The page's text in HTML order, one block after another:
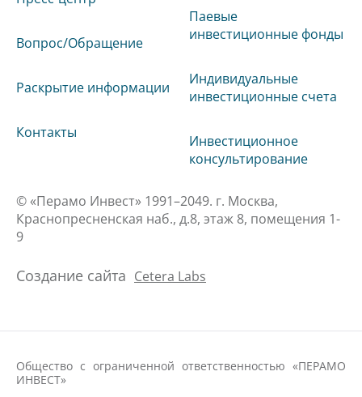
Вопрос/Обращение
Раскрытие информации
Контакты
Паевые
инвестиционные фонды
Индивидуальные
инвестиционные счета
Инвестиционное
консультирование
© «Перамо Инвест» 1991–2049. г. Москва,
Краснопресненская наб., д.8, этаж 8, помещения 1-
9
Создание сайта Cetera Labs
Общество с ограниченной ответственностью «ПЕРАМО
ИНВЕСТ»